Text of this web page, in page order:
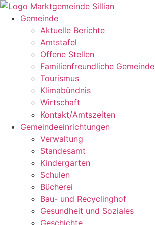
Zum
Inhalt
springen
Gemeinde
Aktuelle Berichte
Amtstafel
Offene Stellen
Familienfreundliche Gemeinde
Tourismus
Klimabündnis
Wirtschaft
Kontakt/Amtszeiten
Gemeindeeinrichtungen
Verwaltung
Standesamt
Kindergarten
Schulen
Bücherei
Bau- und Recyclinghof
Gesundheit und Soziales
Geschichte